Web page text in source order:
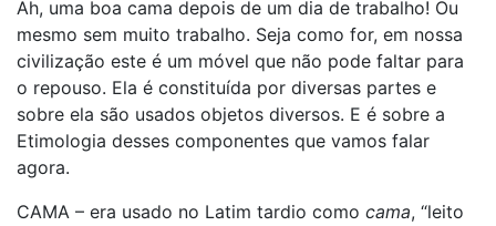
Ah, uma boa cama depois de um dia de trabalho! Ou
mesmo sem muito trabalho. Seja como for, em nossa
civilização este é um móvel que não pode faltar para
o repouso. Ela é constituída por diversas partes e
sobre ela são usados objetos diversos. E é sobre a
Etimologia desses componentes que vamos falar
agora.
CAMA – era usado no Latim tardio como cama, “leito